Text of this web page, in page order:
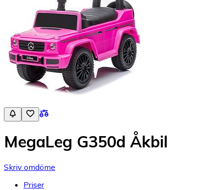
MegaLeg G350d Åkbil
Skriv omdöme
Priser